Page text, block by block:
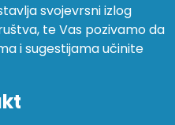
svojevrsni izlog
te Vas pozivamo da
i sugestijama učinite